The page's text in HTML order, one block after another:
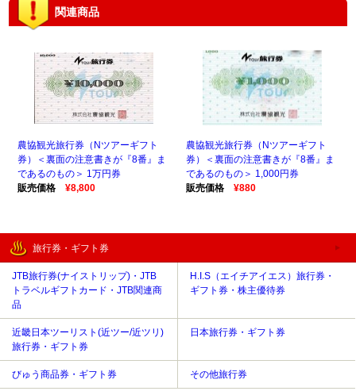
関連商品
農協観光旅行券（Nツアーギフト
券）＜裏面の注意書きが『8番』ま
であるのもの＞ 1万円券
販売価格
¥8,800
農協観光旅行券（Nツアーギフト
券）＜裏面の注意書きが『8番』ま
であるのもの＞ 1,000円券
販売価格
¥880
旅行券・ギフト券
JTB旅行券(ナイストリップ)・JTB
トラベルギフトカード・JTB関連商
品
H.I.S（エイチアイエス）旅行券・
ギフト券・株主優待券
近畿日本ツーリスト(近ツー/近ツリ)
旅行券・ギフト券
日本旅行券・ギフト券
びゅう商品券・ギフト券 その他旅行券